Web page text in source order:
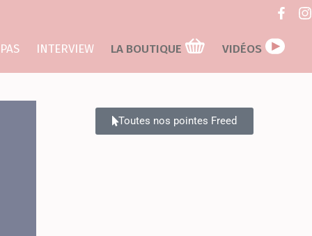
INTERVIEW LA BOUTIQUE VIDÉOS
Toutes nos pointes Freed